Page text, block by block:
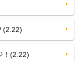
(2.22)